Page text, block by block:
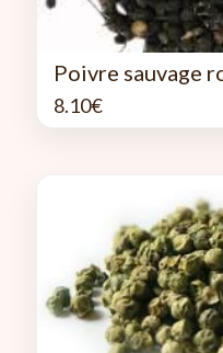
Poivre sauvage
8.10€